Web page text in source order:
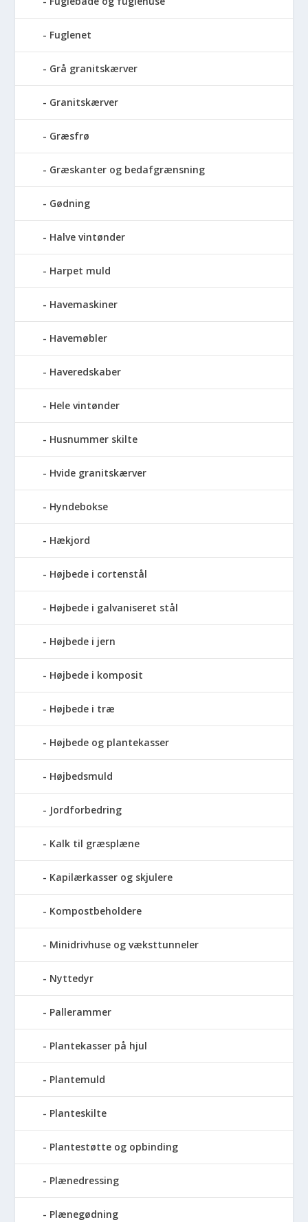
Fuglenet
Grå granitskærver
Granitskærver
Græsfrø
Græskanter og bedafgrænsning
Gødning
Halve vintønder
Harpet muld
Havemaskiner
Havemøbler
Haveredskaber
Hele vintønder
Husnummer skilte
Hvide granitskærver
Hyndebokse
Hækjord
Højbede i cortenstål
Højbede i galvaniseret stål
Højbede i jern
Højbede i komposit
Højbede i træ
Højbede og plantekasser
Højbedsmuld
Jordforbedring
Kalk til græsplæne
Kapilærkasser og skjulere
Kompostbeholdere
Minidrivhuse og væksttunneler
Nyttedyr
Pallerammer
Plantekasser på hjul
Plantemuld
Planteskilte
Plantestøtte og opbinding
Plænedressing
Plænegødning